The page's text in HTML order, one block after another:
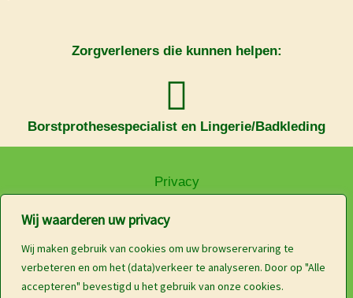
Wij waarderen uw privacy
Wij maken gebruik van cookies om uw browserervaring te
verbeteren en om het (data)verkeer te analyseren. Door op "Alle
accepteren" bevestigd u het gebruik van onze cookies.
Zorgverleners die kunnen helpen:
Borstprothesespecialist en Lingerie/Badkleding
Privacy